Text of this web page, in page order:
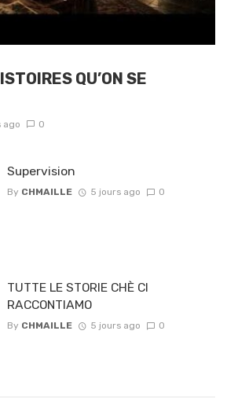
QU’ON SE
ago 0
Supervision
By CHMAILLE 5 jours ago 0
TUTTE LE STORIE CHÈ CI
RACCONTIAMO
By CHMAILLE 5 jours ago 0